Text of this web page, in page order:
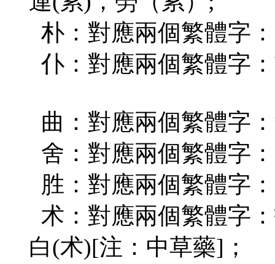
朴：對應兩個繁體字
仆：對應兩個繁體字
曲：對應兩個繁體字
舍：對應兩個繁體字
胜：對應兩個繁體字
术：對應兩個繁體字
白(术)[注：中草藥]；